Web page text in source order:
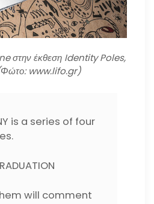
στην έκθεση Identity Poles,
www.lifo.gr)
is a series of four
will comment